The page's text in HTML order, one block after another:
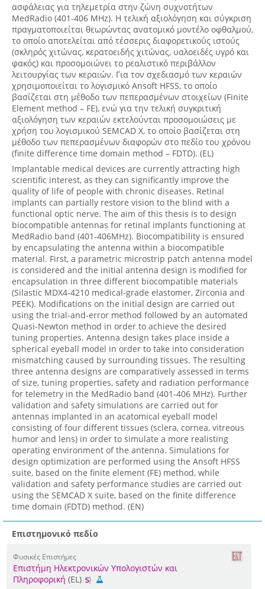
ασφάλειας για τηλεμετρία στην ζώνη συχνοτήτων
MedRadio (401-406 MHz). Η τελική αξιολόγηση και σύγκριση
πραγματοποιείται θεωρώντας ανατομικό μοντέλο οφθαλμού,
το οποίο αποτελείται από τέσσερις διαφορετικούς ιστούς
(σκληρός χιτώνας, κερατοειδής χιτώνας, υαλοειδές υγρό και
φακός) και προσομοιώνει το ρεαλιστικό περιβάλλον
λειτουργίας των κεραιών. Για τον σχεδιασμό των κεραιών
χρησιμοποιείται το λογισμικό Ansoft HFSS, το οποίο
βασίζεται στη μέθοδο των πεπερασμένων στοιχείων (Finite
Element method – FE), ενώ για την τελική συγκριτική
αξιολόγηση των κεραιών εκτελούνται προσομοιώσεις με
χρήση του λογισμικού SEMCAD X, το οποίο βασίζεται στη
μέθοδο των πεπερασμένων διαφορών στο πεδίο του χρόνου
(finite difference time domain method – FDTD). (EL)
Implantable medical devices are currently attracting high
scientific interest, as they can significantly improve the
quality of life of people with chronic diseases. Retinal
implants can partially restore vision to the blind with a
functional optic nerve. The aim of this thesis is to design
biocompatible antennas for retinal implants functioning at
MedRadio band (401-406MHz). Biocompatibility is ensured
by encapsulating the antenna within a biocompatible
material. First, a parametric microstrip patch antenna model
is considered and the initial antenna design is modified for
encapsulation in three different biocompatible materials
(Silastic MDX4-4210 medical-grade elastomer, Zirconia and
PEEK). Modifications on the initial design are carried out
using the trial-and-error method followed by an automated
Quasi-Newton method in order to achieve the desired
tuning properties. Antenna design takes place inside a
spherical eyeball model in order to take into consideration
mismatching caused by surrounding tissues. The resulting
three antenna designs are comparatively assessed in terms
of size, tuning properties, safety and radiation performance
for telemetry in the MedRadio band (401-406 MHz). Further
validation and safety simulations are carried out for
antennas implanted in an acatomical eyeball model
consisting of four different tissues (sclera, cornea, vitreous
humor and lens) in order to simulate a more realisting
operating environment of the antenna. Simulations for
design optimization are performed using the Ansoft HFSS
suite, based on the finite element (FE) method, while
validation and safety performance studies are carried out
using the SEMCAD X suite, based on the finite difference
time domain (FDTD) method. (EN)
Επιστημονικό πεδίο
Φυσικές Επιστήμες
Επιστήμη Ηλεκτρονικών Υπολογιστών και
Πληροφορική (EL)